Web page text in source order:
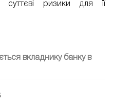
ризики для її
вкладнику банку в